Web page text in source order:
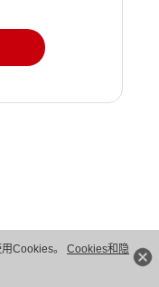
Cookies。 Cookies和隐
切权利。粤A2-20044005号